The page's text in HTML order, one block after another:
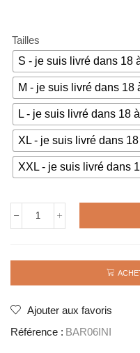
Tailles
S - je suis livré dans 18
M - je suis livré dans 18
L - je suis livré dans 18
XL - je suis livré dans
XXL - je suis livré dans
quantité
rétro
Finale
INIESTA
Ajouter aux favoris
Référence : BAR06INI